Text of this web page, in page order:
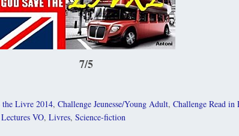
7/5
the Livre 2014, Challenge Jeunesse/Young Adult, Challenge Read in
Lectures VO, Livres, Science-fiction